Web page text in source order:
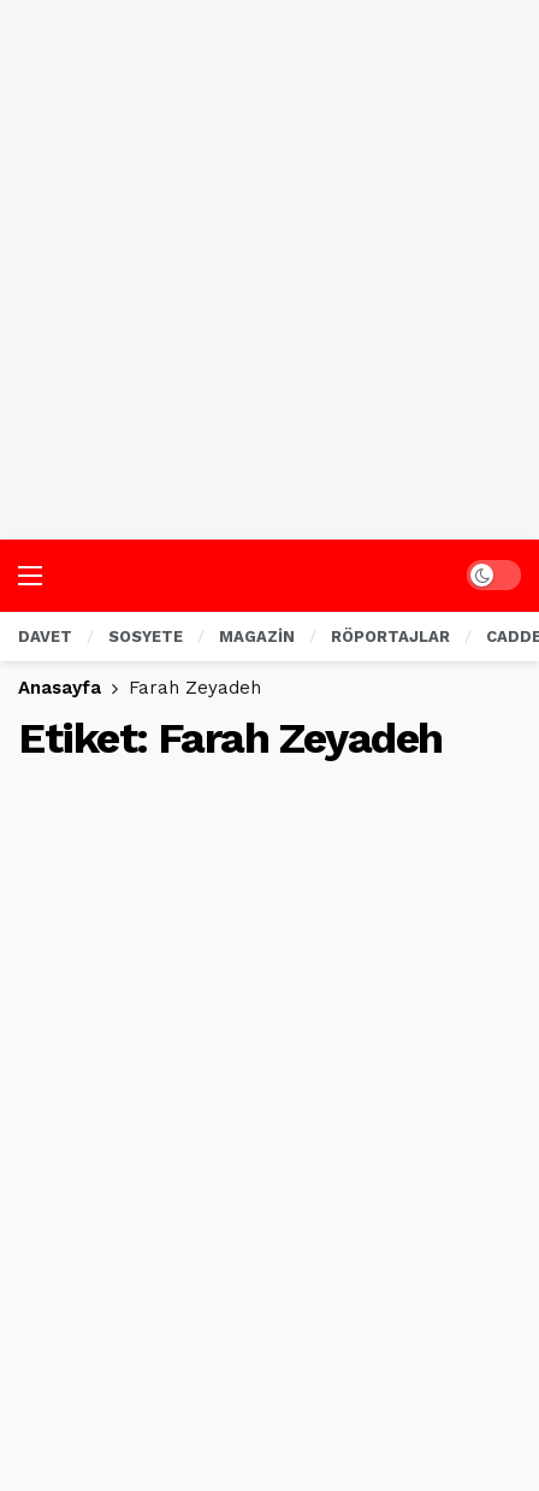
Dark
DAVET SOSYETE MAGAZİN RÖPORTAJLAR
Anasayfa Farah Zeyadeh
Etiket: Farah Zeyadeh